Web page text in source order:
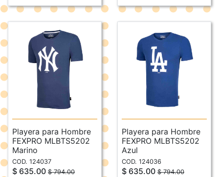
Playera para Hombre
FEXPRO MLBTS5202
Marino
COD. 124037
$ 635.00 $ 794.00
Playera para Hombre
FEXPRO MLBTS5202
Azul
COD. 124036
$ 635.00 $ 794.00